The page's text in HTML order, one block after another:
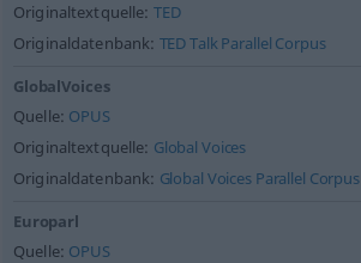
Originaltextquelle: TED
Originaldatenbank: TED Talk Parallel Corpus
GlobalVoices
Quelle: OPUS
Originaltextquelle: Global Voices
Originaldatenbank: Global Voices Parallel Corpus
Europarl
Quelle: OPUS